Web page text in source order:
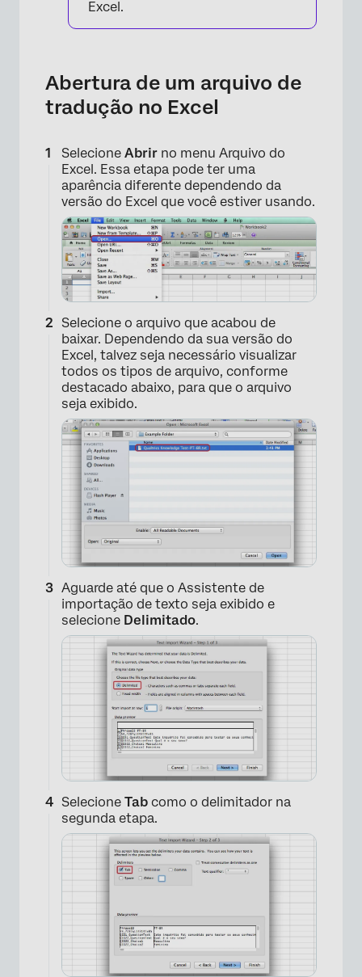
Excel.
Abertura de um arquivo de
tradução no Excel
Selecione Abrir no menu Arquivo do
Excel. Essa etapa pode ter uma
aparência diferente dependendo da
versão do Excel que você estiver usando.
Selecione o arquivo que acabou de
baixar. Dependendo da sua versão do
Excel, talvez seja necessário visualizar
todos os tipos de arquivo, conforme
destacado abaixo, para que o arquivo
seja exibido.
Aguarde até que o Assistente de
importação de texto seja exibido e
selecione Delimitado.
Selecione Tab como o delimitador na
segunda etapa.